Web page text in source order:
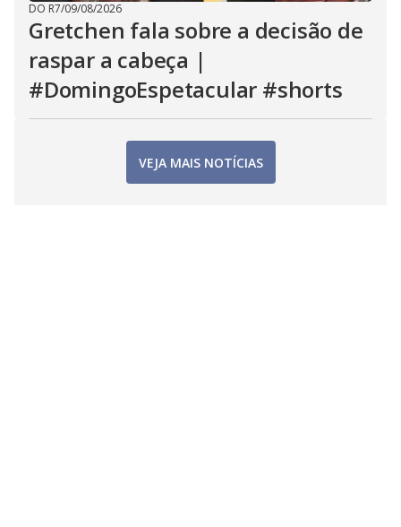
DO R7/09/08/2026
Gretchen fala sobre a decisão de
raspar a cabeça |
#DomingoEspetacular #shorts
VEJA MAIS NOTÍCIAS